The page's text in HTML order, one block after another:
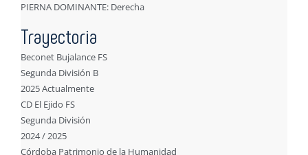
PIERNA DOMINANTE: Derecha
Trayectoria
Beconet Bujalance FS
Segunda División B
2025 Actualmente
CD El Ejido FS
Segunda División
2024 / 2025
Córdoba Patrimonio de la Humanidad